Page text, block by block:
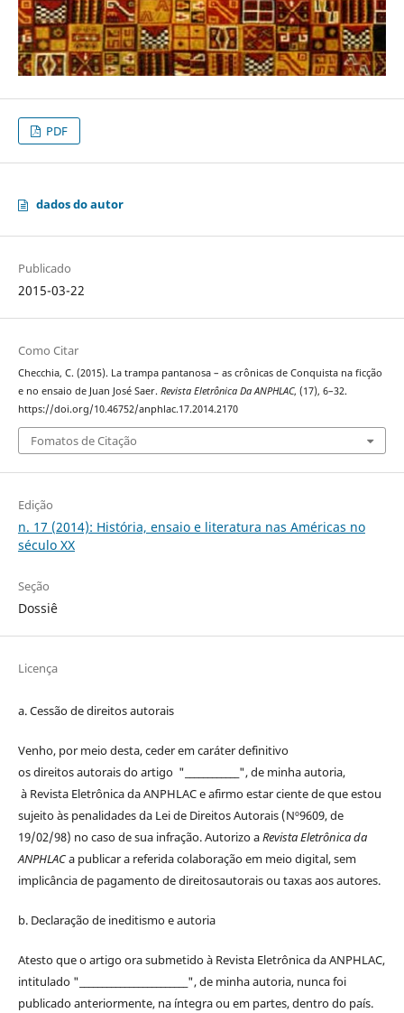
PDF
dados do autor
Publicado
2015-03-22
Como Citar
Checchia, C. (2015). La trampa pantanosa – as crônicas de Conquista na ficção
e no ensaio de Juan José Saer. Revista Eletrônica Da ANPHLAC, (17), 6–32.
https://doi.org/10.46752/anphlac.17.2014.2170
Fomatos de Citação
Edição
n. 17 (2014): História, ensaio e literatura nas Américas no
século XX
Seção
Dossiê
Licença
a. Cessão dedireitosautorais
Venho, por meio desta, ceder em caráter definitivo
osdireitosautoraisdo artigo "____________", de minha autoria,
à Revista Eletrônica da ANPHLACe afirmo estar ciente de que estou
sujeito às penalidades da Lei de DireitosAutorais(Nº9609, de
19/02/98) no caso de sua infração. Autorizo aRevista Eletrônica da
ANPHLACa publicar a referida colaboração em meio digital, sem
implicância de pagamento dedireitosautoraisou taxas aos autores.
b. Declaração de ineditismo e autoria
Atesto que o artigo ora submetido à Revista Eletrônica da ANPHLAC,
intitulado "________________________", de minha autoria, nunca foi
publicado anteriormente, na íntegra ou em partes, dentrodo país.